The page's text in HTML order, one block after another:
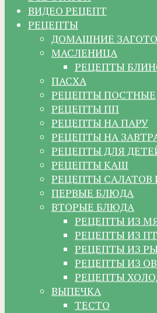
ВИДЕО РЕЦЕПТ
РЕЦЕПТЫ
ДОМАШНИЕ
МАСЛЕНИЦА
РЕЦЕПТЫ
ПАСХА
РЕЦЕПТЫ ПОСТНЫЕ
РЕЦЕПТЫ ПП
РЕЦЕПТЫ НА ПАРУ
РЕЦЕПТЫ НА
РЕЦЕПТЫ ДЛЯ
РЕЦЕПТЫ КАШ
РЕЦЕПТЫ САЛАТОВ
ПЕРВЫЕ БЛЮДА
ВТОРЫЕ БЛЮДА
РЕЦЕПТЫ ИЗ
РЕЦЕПТЫ ИЗ
РЕЦЕПТЫ ИЗ
РЕЦЕПТЫ ИЗ
РЕЦЕПТЫ
ВЫПЕЧКА
ТЕСТО